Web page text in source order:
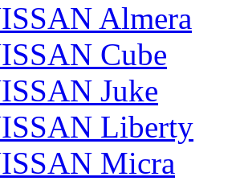
Almera
Cube
Juke
Liberty
Micra